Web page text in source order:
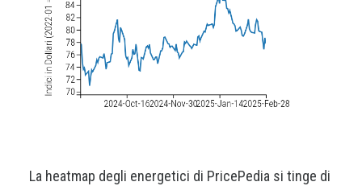
La heatmap degli energetici di PricePedia si tinge di